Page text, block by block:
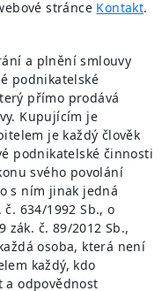
stránce Kontakt.
a plnění smlouvy
podnikatelské
přímo prodává
Kupujícím je
je každý člověk
podnikatelské činnosti
svého povolání
s ním jinak jedná
634/1992 Sb., o
č. 89/2012 Sb.,
osoba, která není
každý, kdo
a odpovědnost